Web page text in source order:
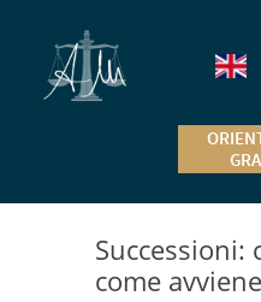
Successioni:
come